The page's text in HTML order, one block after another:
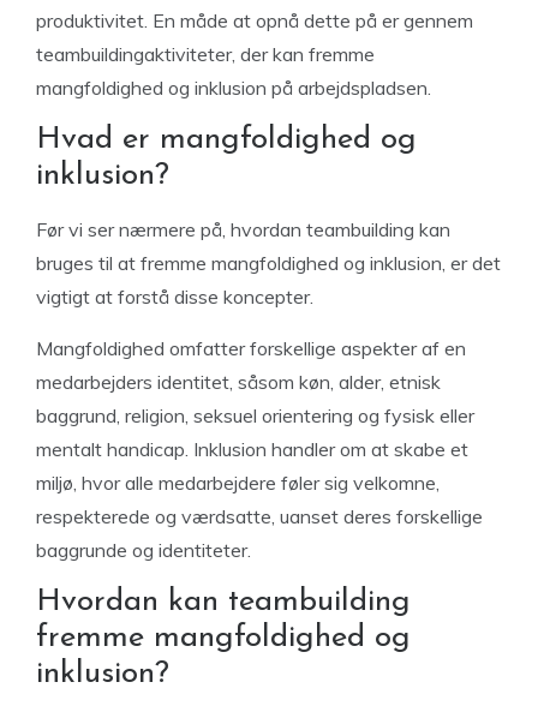
produktivitet. En måde at opnå dette på er gennem
teambuildingaktiviteter, der kan fremme
mangfoldighed og inklusion på arbejdspladsen.
Hvad er mangfoldighed og
inklusion?
Før vi ser nærmere på, hvordan teambuilding kan
bruges til at fremme mangfoldighed og inklusion, er det
vigtigt at forstå disse koncepter.
Mangfoldighed omfatter forskellige aspekter af en
medarbejders identitet, såsom køn, alder, etnisk
baggrund, religion, seksuel orientering og fysisk eller
mentalt handicap. Inklusion handler om at skabe et
miljø, hvor alle medarbejdere føler sig velkomne,
respekterede og værdsatte, uanset deres forskellige
baggrunde og identiteter.
Hvordan kan teambuilding
fremme mangfoldighed og
inklusion?